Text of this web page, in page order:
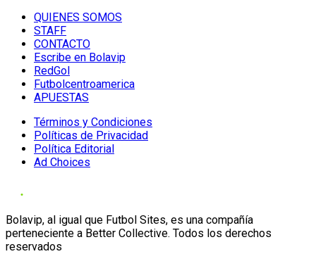
QUIENES SOMOS
STAFF
CONTACTO
Escribe en Bolavip
RedGol
Futbolcentroamerica
APUESTAS
Términos y Condiciones
Políticas de Privacidad
Política Editorial
Ad Choices
Bolavip, al igual que Futbol Sites, es una compañía
perteneciente a Better Collective. Todos los derechos
reservados